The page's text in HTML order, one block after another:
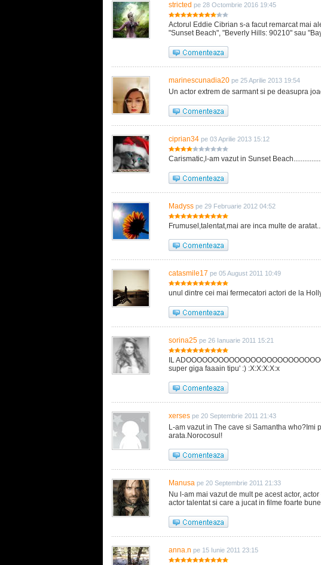
stricted pe 28 Octombrie 2016 19:45
Actorul Eddie Cibrian s-a facut remarcat mai
"Sunset Beach", "Beverly Hills: 90210" sau
marinescunadia20 pe 25 Aprilie 2013 19:54
Un actor extrem de sarmant si pe deasupra
ciprian34 pe 03 Aprilie 2013 15:12
Carismatic,l-am vazut in Sunset
Madyss pe 29 Februarie 2012 04:52
Frumusel,talentat,mai are inca multe de
catasmile17 pe 05 August 2011 10:49
unul dintre cei mai fermecatori actori de la
sorina25 pe 26 Ianuarie 2011 15:21
IL
super giga faaain tipu' :) :X:X:X:X:x
xerses pe 20 Septembrie 2011 21:43
L-am vazut in The cave si Samantha who?Imi
arata.Norocosul!
Manusa pe 20 Septembrie 2011 21:33
Nu l-am mai vazut de mult pe acest actor,
actor talentat si care a jucat in filme foarte
anna.n pe 15 Iunie 2011 23:15